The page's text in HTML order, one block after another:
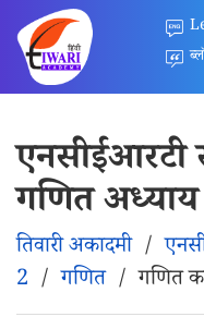
एनसीईआरटी
गणित
तिवारी अकादमी/
2 /गणित/गणित